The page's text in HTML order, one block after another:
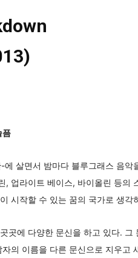
픔
살면서 밤마다 블루그래스 음
, 업라이트 베이스, 바이올린 등의
시작할 수 있는 꿈의 국가로 생
곳에 다양한 문신을 하고 있다.
의 이름을 다른 문신으로 지우고